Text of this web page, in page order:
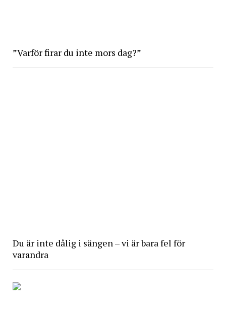
”Varför firar du inte mors dag?”
Du är inte dålig i sängen – vi är bara fel för
varandra